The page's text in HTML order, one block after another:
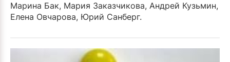
Марина Бак, Мария Заказчикова, Андрей Кузьмин,
Елена Овчарова, Юрий Санберг.